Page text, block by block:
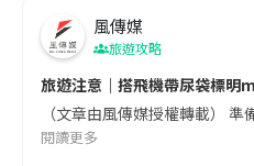
風傳媒
旅遊攻略
旅遊注意｜搭飛機帶尿袋標明
（文章由風傳媒授權轉載）
閱讀更多